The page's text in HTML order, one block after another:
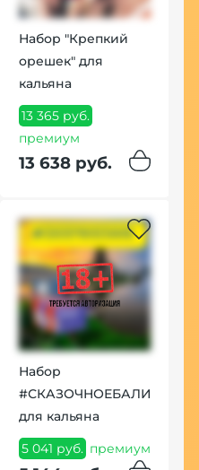
Набор "Крепкий
орешек" для
кальяна
13 365 руб.
премиум
13 638 руб.
Набор
#СКАЗОЧНОЕБАЛИ
для кальяна
5 041 руб. премиум